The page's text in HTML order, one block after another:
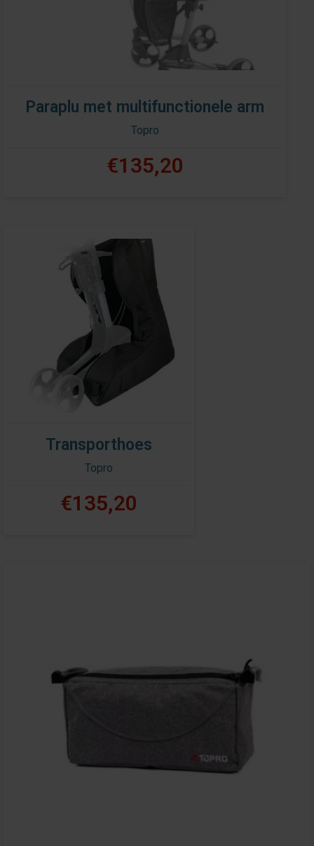
Paraplu met multifunctionele arm
Topro
€135,20
Transporthoes
Topro
€135,20